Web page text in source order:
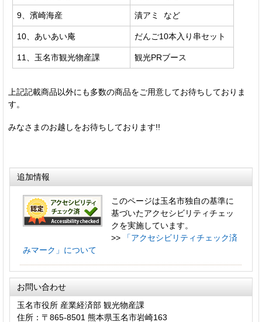
9、濱崎海産 漬アミ など
10、あいあい庵 だんご10本入り串セット
11、玉名市観光物産課 観光PRブース
上記記載商品以外にも多数の商品をご用意してお待ちしておりま
す。
みなさまのお越しをお待ちしております!!
追加情報
このページは玉名市独自の基準に
基づいたアクセシビリティチェッ
クを実施しています。
>>
「アクセシビリティチェック済
みマーク」について
お問い合わせ
玉名市役所 産業経済部 観光物産課
住所：〒865-8501 熊本県玉名市岩崎163